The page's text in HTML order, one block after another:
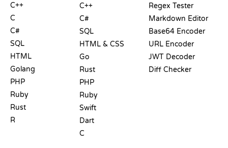
C++
C
C#
SQL
HTML
Golang
PHP
Ruby
Rust
R
C++
C#
SQL
HTML & CSS
Go
Rust
PHP
Ruby
Swift
Dart
C
Regex Tester
Markdown Editor
Base64 Encoder
URL Encoder
JWT Decoder
Diff Checker